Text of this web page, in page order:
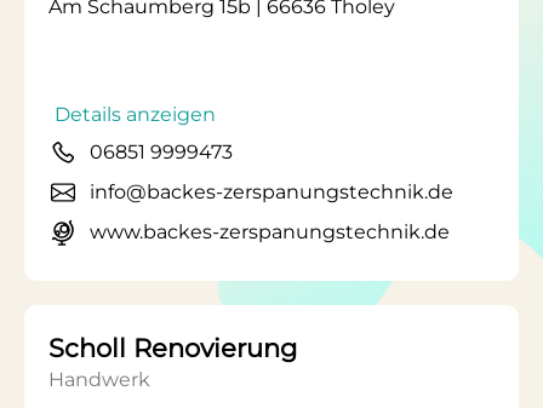
Am Schaumberg 15b | 66636 Tholey
Details anzeigen
06851 9999473
info@backes-zerspanungstechnik.de
www.backes-zerspanungstechnik.de
Scholl Renovierung
Handwerk